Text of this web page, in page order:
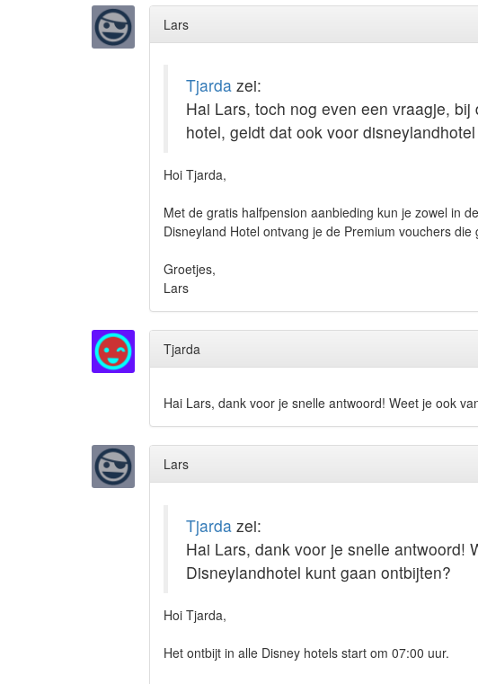
Lars
Tjarda zei:
Hai Lars, toch nog even een vraagje,
hotel, geldt dat ook voor
Hoi Tjarda,
Met de gratis halfpension aanbieding kun je zowel in
Disneyland Hotel ontvang je de Premium vouchers
Groetjes,
Lars
Tjarda
Hai Lars, dank voor je snelle antwoord! Weet je ook
Lars
Tjarda zei:
Hai Lars, dank voor je snelle antwoord!
Disneylandhotel kunt gaan ontbijten?
Hoi Tjarda,
Het ontbijt in alle Disney hotels start om 07:00 uur.